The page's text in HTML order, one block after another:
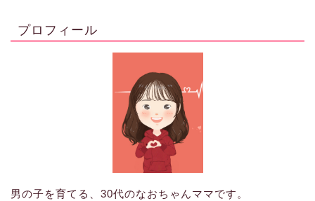
プロフィール
男の子を育てる、30代のなおちゃんママです。